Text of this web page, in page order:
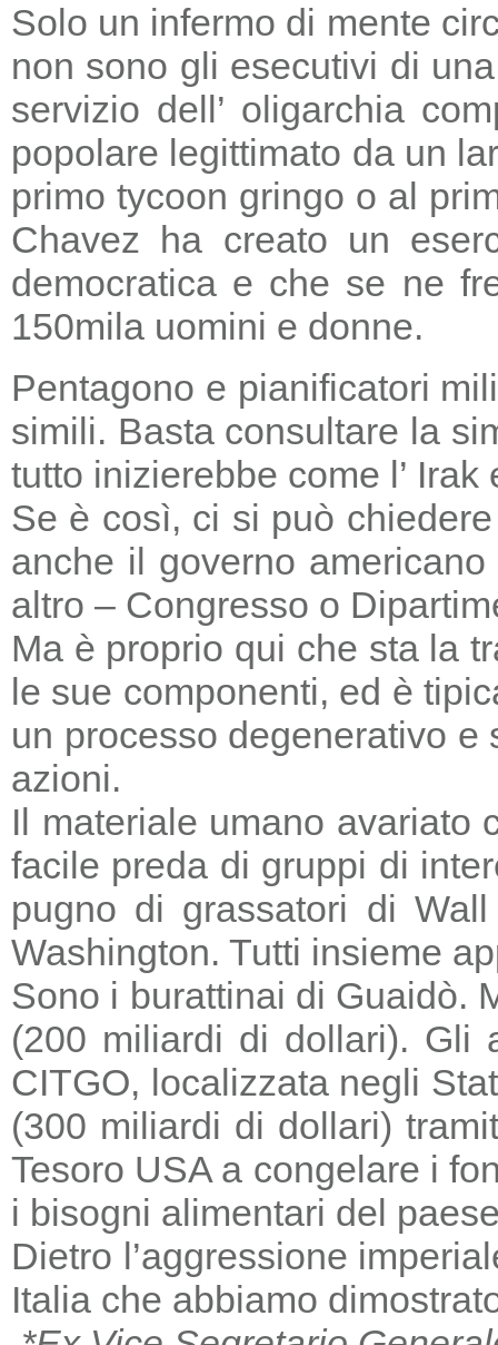
Solo un infermo di mente
non sono gli esecutivi di
servizio dell’ oligarchia
popolare legittimato da un
primo tycoon gringo o al
Chavez ha creato un
democratica e che se ne
150mila uomini e donne.
Pentagono e pianificatori
simili. Basta consultare la
tutto inizierebbe come l’
Se è così, ci si può
anche il governo
altro – Congresso o
Ma è proprio qui che sta la
le sue componenti, ed è
un processo degenerativo
azioni.
Il materiale umano avariato
facile preda di gruppi di
pugno di grassatori di
Washington. Tutti insieme
Sono i burattinai di Guaidò.
(200 miliardi di dollari). Gli
CITGO, localizzata negli
(300 miliardi di dollari)
Tesoro USA a congelare i
i bisogni alimentari del
Dietro l’aggressione
Italia che abbiamo